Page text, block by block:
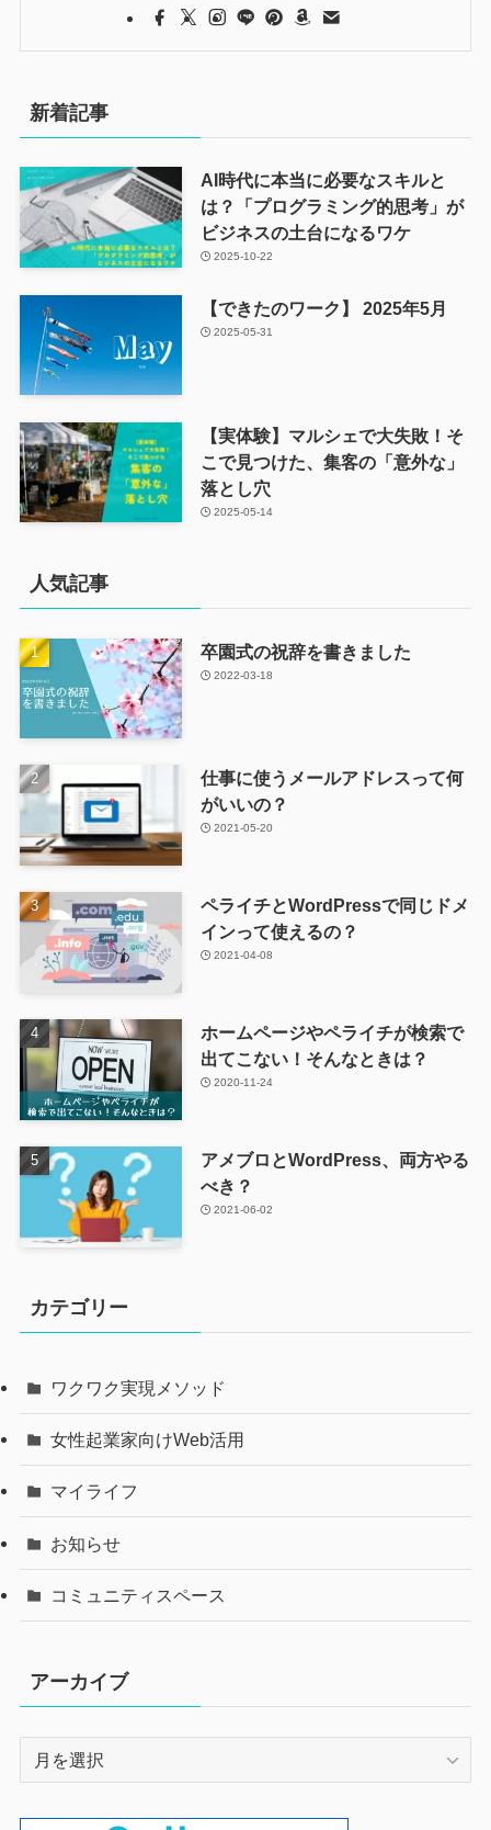
新着記事
AI時代に本当に必要なスキルと
は？「プログラミング的思考」が
ビジネスの土台になるワケ
2025-10-22
【できたのワーク】 2025年5月
2025-05-31
【実体験】マルシェで大失敗！そ
こで見つけた、集客の「意外な」
落とし穴
2025-05-14
人気記事
卒園式の祝辞を書きました
2022-03-18
仕事に使うメールアドレスって何
がいいの？
2021-05-20
ペライチとWordPressで同じドメ
インって使えるの？
2021-04-08
ホームページやペライチが検索で
出てこない！そんなときは？
2020-11-24
アメブロとWordPress、両方やる
べき？
2021-06-02
カテゴリー
ワクワク実現メソッド
女性起業家向けWeb活用
マイライフ
お知らせ
コミュニティスペース
アーカイブ